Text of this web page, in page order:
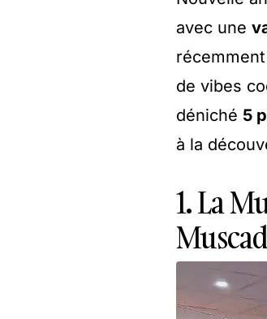
avec une
de vibes
déniché 5
à la
1. La